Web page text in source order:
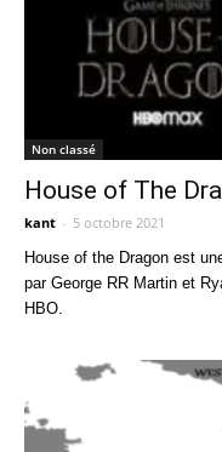
Non classé
House of The
kant - 5 octobre 2021
House of the Dragon est
par George RR Martin et
HBO.